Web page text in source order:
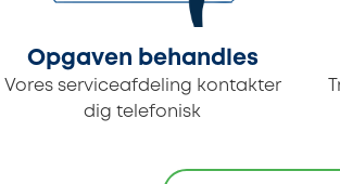
Opgaven behandles
Vores serviceafdeling kontakter
dig telefonisk